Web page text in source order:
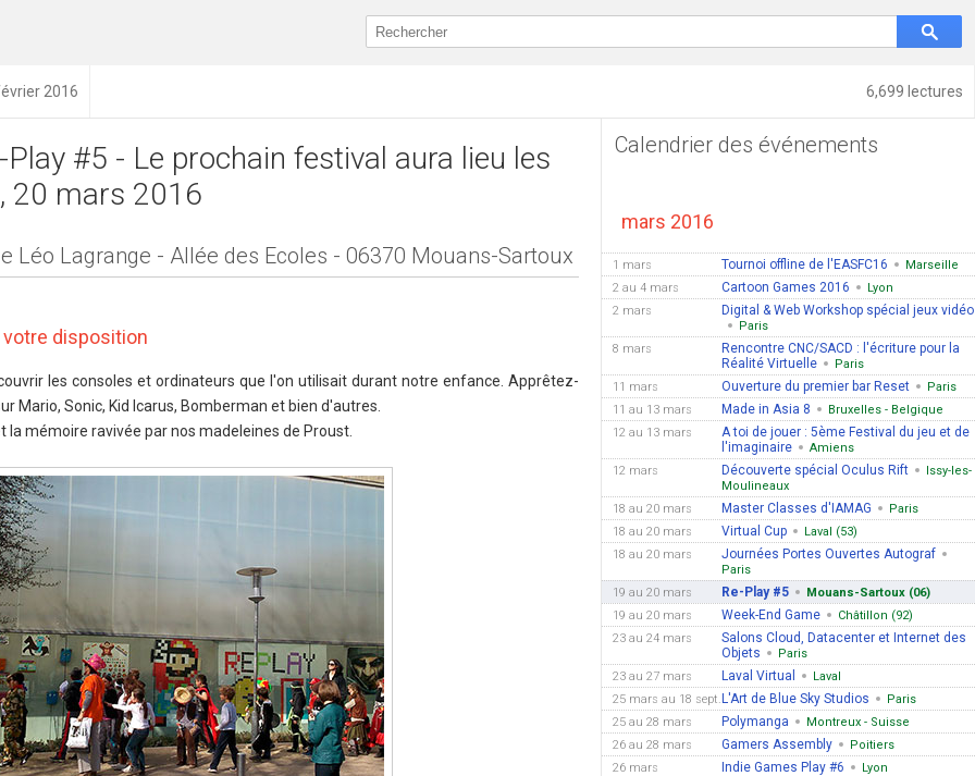
6,699 lectures
2016
Play #5 - Le prochain festival aura lieu les
20 mars 2016
Léo Lagrange - Allée des Ecoles - 06370 Mouans-Sartoux
disposition
les consoles et ordinateurs que l'on utilisait durant notre enfance. Apprêtez-
Mario, Sonic, Kid Icarus, Bomberman et bien d'autres.
la mémoire ravivée par nos madeleines de Proust.
Calendrier des événements
mars 2016
1 mars Tournoi offline de l'EASFC16
Marseille
2 au 4 mars
Cartoon Games 2016
Lyon
2 mars
Digital & Web Workshop spécial jeux vidéo
Paris
8 mars
Rencontre CNC/SACD : l'écriture pour la
Réalité Virtuelle
Paris
11 mars
Ouverture du premier bar Reset
Paris
11 au 13 mars
Made in Asia 8
Bruxelles - Belgique
12 au 13 mars
A toi de jouer : 5ème Festival du jeu et de
l'imaginaire
Amiens
12 mars
Découverte spécial Oculus Rift
Issy-les-
Moulineaux
18 au 20 mars
Master Classes d'IAMAG
Paris
18 au 20 mars
Virtual Cup
Laval (53)
18 au 20 mars
Journées Portes Ouvertes Autograf
Paris
19 au 20 mars
Re-Play #5
Mouans-Sartoux (06)
19 au 20 mars
Week-End Game
Châtillon (92)
23 au 24 mars
Salons Cloud, Datacenter et Internet des
Objets
Paris
23 au 27 mars
Laval Virtual
Laval
25 mars au 18 sept. L'Art de Blue Sky Studios
Paris
25 au 28 mars
Polymanga
Montreux - Suisse
26 au 28 mars
Gamers Assembly
Poitiers
26 mars
Indie Games Play #6
Lyon